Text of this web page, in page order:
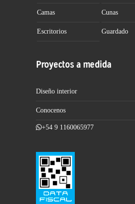
Camas Cunas
Escritorios Guardado
Proyectos a medida
Diseño interior
Conocenos
+54 9 1160065977